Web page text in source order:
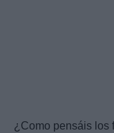
¿Como pensáis los